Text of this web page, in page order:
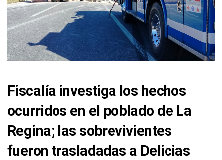
Fiscalía investiga los hechos
ocurridos en el poblado de La
Regina; las sobrevivientes
fueron trasladadas a Delicias